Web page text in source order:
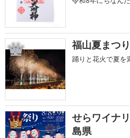
2 福山夏まつ
踊りと花火で夏を
3
せらワイナ
島県